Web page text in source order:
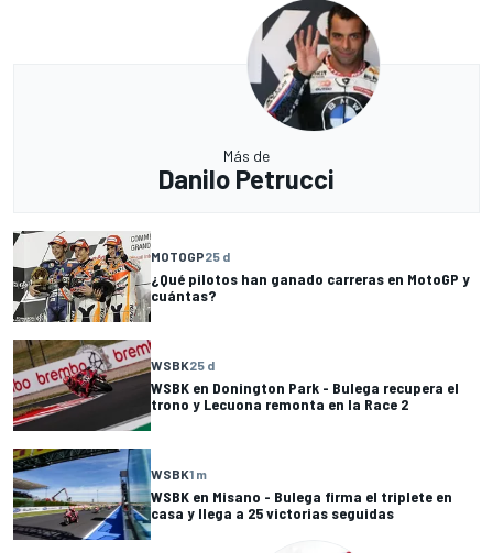
Más de
Danilo Petrucci
MOTOGP25 d
¿Qué pilotos han ganado carreras en MotoGP y
cuántas?
WSBK25 d
WSBK en Donington Park - Bulega recupera el
trono y Lecuona remonta en la Race 2
WSBK1 m
WSBK en Misano - Bulega firma el triplete en
casa y llega a 25 victorias seguidas